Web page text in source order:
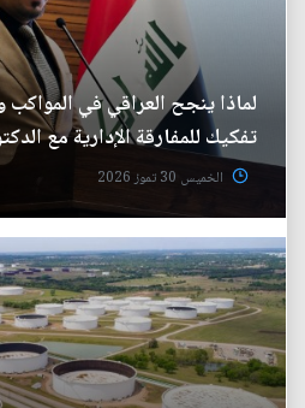
لماذا ينجح العراقي في
تفكيك للمفارقة الإدارية مع
الخميس 30 تموز 2026